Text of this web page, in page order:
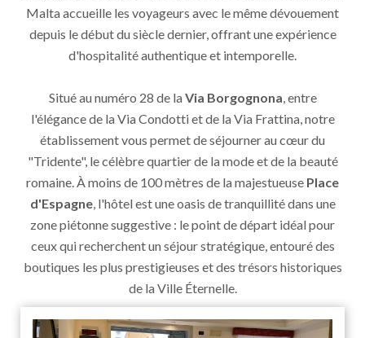
Malta accueille les voyageurs avec le même dévouement
depuis le début du siècle dernier, offrant une expérience
d'hospitalité authentique et intemporelle.
Situé au numéro 28 de laVia Borgognona, entre
l'élégance de la Via Condotti et de la Via Frattina, notre
établissement vous permet de séjourner au cœur du
"Tridente", le célèbre quartier de la mode et de la beauté
romaine. À moins de 100 mètres de la majestueuse Place
d'Espagne, l'hôtel est une oasis de tranquillité dans une
zone piétonne suggestive : le point de départ idéal pour
ceux qui recherchent un séjour stratégique, entouré des
boutiques les plus prestigieuses et des trésors historiques
de la Ville Éternelle.